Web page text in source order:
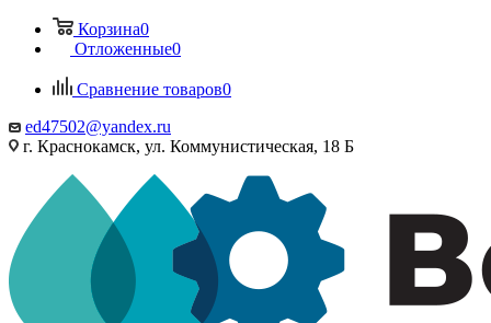
Корзина0
Отложенные0
Сравнение товаров0
ed47502@yandex.ru
г. Краснокамск, ул. Коммунистическая, 18 Б